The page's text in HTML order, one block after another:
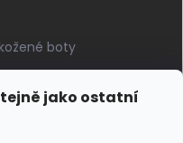
jako ostatní
boty
pravé kůže, dotek